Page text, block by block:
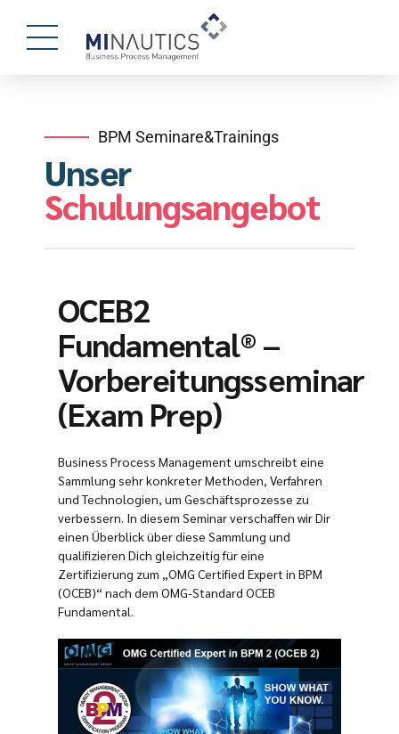
BPM Seminare&Trainings
Unser
Schulungsangebot
OCEB2
Fundamental® –
Vorbereitungsseminar
(Exam Prep)
Business Process Management umschreibt eine
Sammlung sehr konkreter Methoden, Verfahren
und Technologien, um Geschäftsprozesse zu
verbessern. In diesem Seminar verschaffen wir Dir
einen Überblick über diese Sammlung und
qualifizieren Dich gleichzeitig für eine
Zertifizierung zum „OMG Certified Expert in BPM
(OCEB)“ nach dem OMG-Standard OCEB
Fundamental.